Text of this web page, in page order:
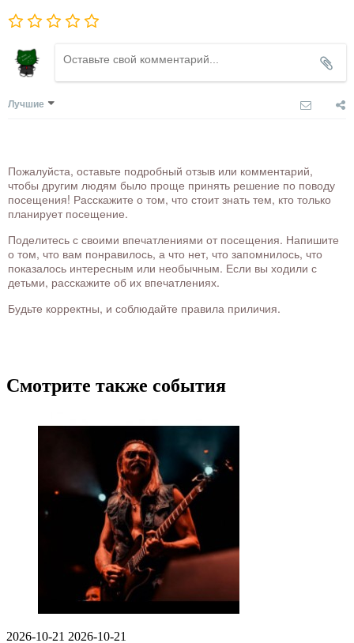
Лучшие
Пожалуйста, оставьте подробный отзыв или комментарий,
чтобы другим людям было проще принять решение по поводу
посещения! Расскажите о том, что стоит знать тем, кто только
планирует посещение.
Поделитесь с своими впечатлениями от посещения. Напишите
о том, что вам понравилось, а что нет, что запомнилось, что
показалось интересным или необычным. Если вы ходили с
детьми, расскажите об их впечатлениях.
Будьте корректны, и соблюдайте правила приличия.
Смотрите также события
2026-10-21 2026-10-21